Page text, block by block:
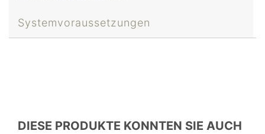
Systemvoraussetzungen
DIESE PRODUKTE KONNTEN SIE AUCH